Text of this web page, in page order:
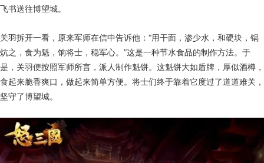
飞书送往博望城。
关羽拆开一看，原来军师在信中告诉他：“用干面，渗少水，和硬块，锅
炕之，食为魁，饷将士，稳军心。”这是一种节水食品的制作方法。于
是，关羽便按照军师所言，派人制作魁饼。这魁饼大如盾牌，厚似酒樽，
食起来脆香爽口，做起来简单方便。将士们终于靠着它度过了道道难关，
坚守了博望城。